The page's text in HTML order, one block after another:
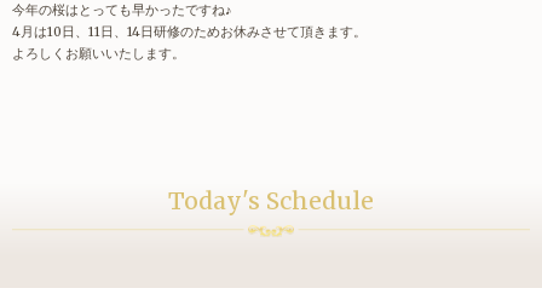
今年の桜はとっても早かったですね♪
4月は10日、11日、14日研修のためお休みさせて頂きます。
よろしくお願いいたします。
Today's Schedule